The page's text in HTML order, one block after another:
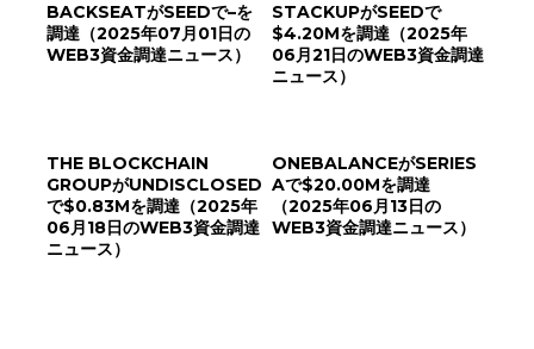
BACKSEATがSEEDで–を
調達（2025年07月01日の
WEB3資金調達ニュース）
STACKUPがSEEDで
$4.20Mを調達（2025年
06月21日のWEB3資金調達
ニュース）
THE BLOCKCHAIN
GROUPがUNDISCLOSED
で$0.83Mを調達（2025年
06月18日のWEB3資金調達
ニュース）
ONEBALANCEがSERIES
Aで$20.00Mを調達
（2025年06月13日の
WEB3資金調達ニュース）